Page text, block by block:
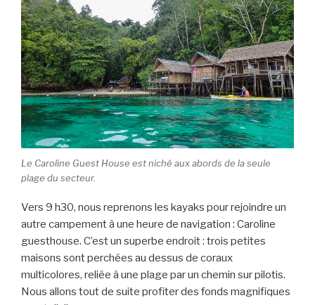
Le Caroline Guest House est niché aux abords de la seule
plage du secteur.
Vers 9 h30, nous reprenons les kayaks pour rejoindre un
autre campement à une heure de navigation : Caroline
guesthouse. C’est un superbe endroit : trois petites
maisons sont perchées au dessus de coraux
multicolores, reliée à une plage par un chemin sur pilotis.
Nous allons tout de suite profiter des fonds magnifiques